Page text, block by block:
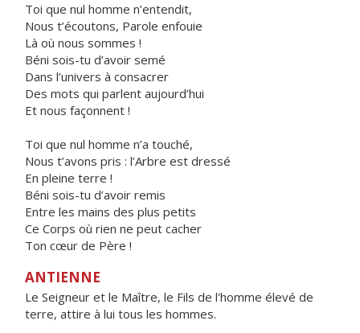
Toi que nul homme n’entendit,
Nous t’écoutons, Parole enfouie
Là où nous sommes !
Béni sois-tu d’avoir semé
Dans l’univers à consacrer
Des mots qui parlent aujourd’hui
Et nous façonnent !
Toi que nul homme n’a touché,
Nous t’avons pris : l’Arbre est dressé
En pleine terre !
Béni sois-tu d’avoir remis
Entre les mains des plus petits
Ce Corps où rien ne peut cacher
Ton cœur de Père !
ANTIENNE
Le Seigneur et le Maître, le Fils de l'homme élevé de
terre, attire à lui tous les hommes.